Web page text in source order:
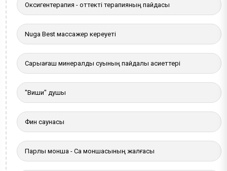
Оксигентерапия - оттекті терапияның пайдасы
Nuga Best массажер кереуеті
Сарыағаш минералды суының пайдалы қасиеттері
"Виши" душы
Фин саунасы
Парлы монша - Сақ моншасының жалғасы